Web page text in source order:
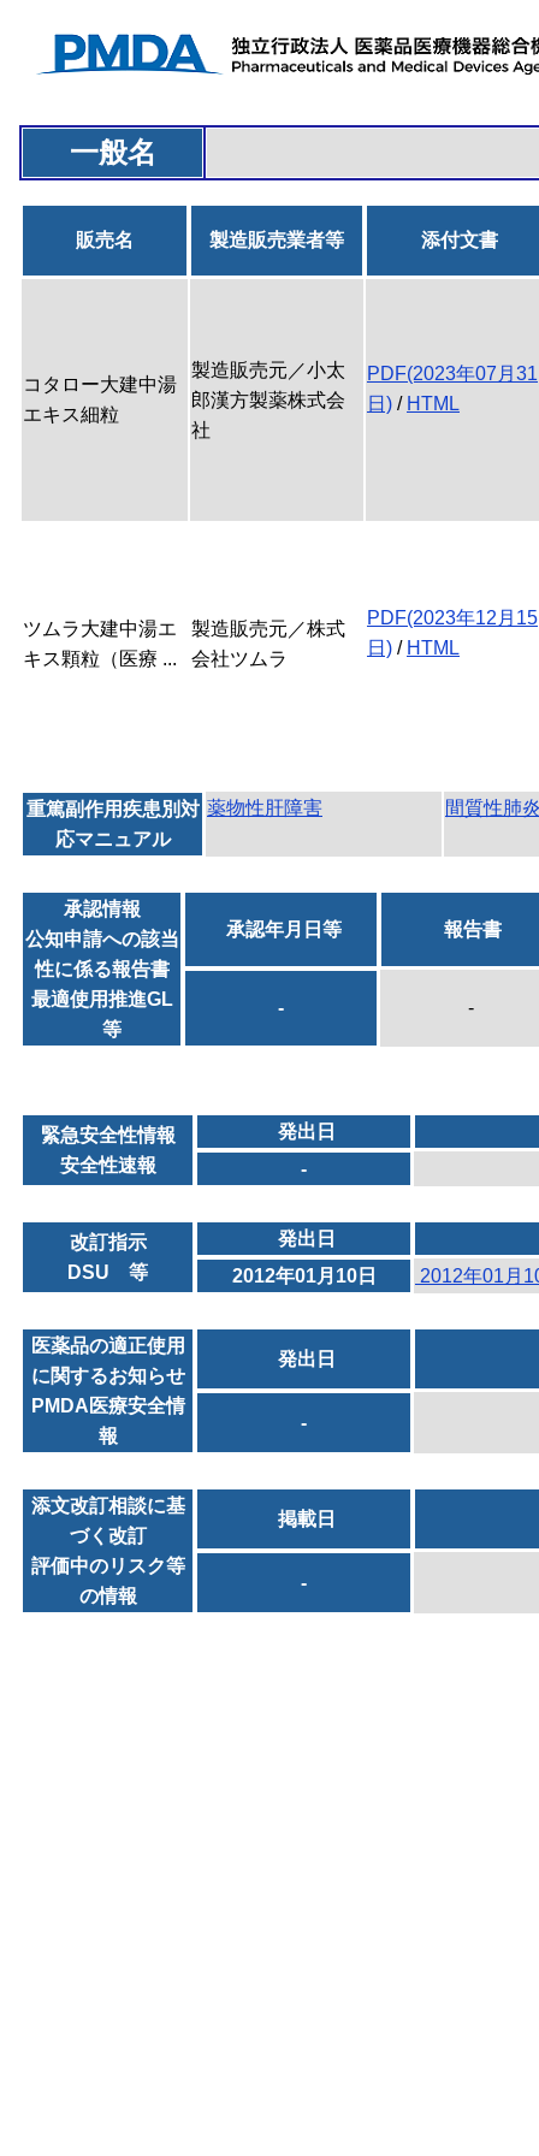
一般名
販売名 製造販売業者等 添付文書
コタロー大建中湯
エキス細粒
製造販売元／小太
郎漢方製薬株式会
社
PDF(2023年07月31
日) / HTML
ツムラ大建中湯エ
キス顆粒（医療 ...
製造販売元／株式
会社ツムラ
PDF(2023年12月15
日) / HTML
重篤副作用疾患別対
応マニュアル
薬物性肝障害 間質性肺
承認情報
公知申請への該当
性に係る報告書
最適使用推進GL
等
承認年月日等 報告書
- -
緊急安全性情報
安全性速報
発出日
-
改訂指示
DSU 等
発出日
2012年01月10日
2012年01月
医薬品の適正使用
に関するお知らせ
PMDA医療安全情
報
発出日
-
添文改訂相談に基
づく改訂
評価中のリスク等
の情報
掲載日
-